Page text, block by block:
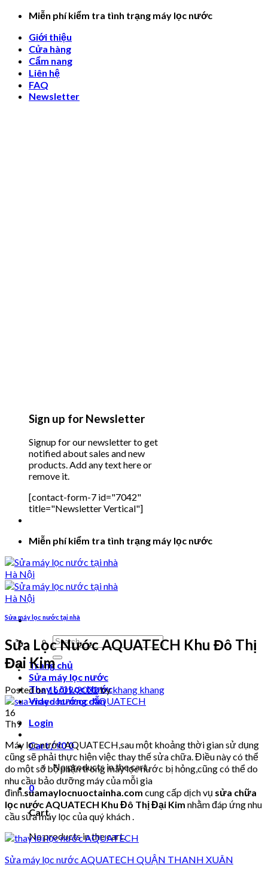
Skip
content
Miễn phí kiểm tra tình trạng máy lọc nước
Giới thiệu
Cửa hàng
Cẩm nang
Liên hệ
FAQ
Newsletter
Sign up for Newsletter
Signup for our newsletter to get
notified about sales and new
products. Add any text here or
remove it.
[contact-form-7 id="7042"
title="Newsletter Vertical"]
Miễn phí kiểm tra tình trạng máy lọc nước
Search
for:
Trang chủ
Sửa máy lọc nước
Thay Lõi Lọc Nước
Video hướng dẫn
Login
Cart /₫00
No products in the cart.
0
Cart
No products in the cart.
Sửa máy lọc nước tại nhà
Sửa Lọc Nước AQUATECH Khu Đô Thị
Đại Kim
Posted on16/09/2022bykhang khang
16
Th9
Máy lọc nước AQUATECH,sau một khoảng thời gian sử dụng
cũng sẽ phải thực hiện việc thay thế sửa chữa. Điều này có thể
do một số bộ phận trong máy lọc nước bị hỏng,cũng có thể do
nhu cầu bảo dưỡng máy của mỗi gia
đình.suamaylocnuoctainha.com cung cấp dịch vụ sửa chữa
lọc nước AQUATECH Khu Đô Thị Đại Kim nhằm đáp ứng nhu
cầu sửa máy lọc của quý khách .
Sửa máy lọc nước AQUATECH QUẬN THANH XUÂN